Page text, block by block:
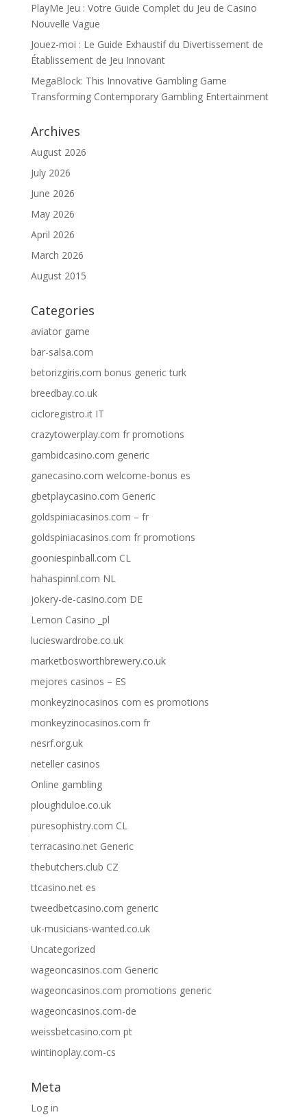
PlayMe Jeu : Votre Guide Complet du Jeu de Casino
Nouvelle Vague
Jouez-moi : Le Guide Exhaustif du Divertissement de
Établissement de Jeu Innovant
MegaBlock: This Innovative Gambling Game
Transforming Contemporary Gambling Entertainment
Archives
August 2026
July 2026
June 2026
May 2026
April 2026
March 2026
August 2015
Categories
aviator game
bar-salsa.com
betorizgiris.com bonus generic turk
breedbay.co.uk
cicloregistro.it IT
crazytowerplay.com fr promotions
gambidcasino.com generic
ganecasino.com welcome-bonus es
gbetplaycasino.com Generic
goldspiniacasinos.com – fr
goldspiniacasinos.com fr promotions
gooniespinball.com CL
hahaspinnl.com NL
jokery-de-casino.com DE
Lemon Casino _pl
lucieswardrobe.co.uk
marketbosworthbrewery.co.uk
mejores casinos – ES
monkeyzinocasinos com es promotions
monkeyzinocasinos.com fr
nesrf.org.uk
neteller casinos
Online gambling
ploughduloe.co.uk
puresophistry.com CL
terracasino.net Generic
thebutchers.club CZ
ttcasino.net es
tweedbetcasino.com generic
uk-musicians-wanted.co.uk
Uncategorized
wageoncasinos.com Generic
wageoncasinos.com promotions generic
wageoncasinos.com-de
weissbetcasino.com pt
wintinoplay.com-cs
Meta
Log in